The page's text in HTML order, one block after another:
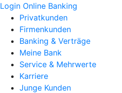
Login Online Banking
Privatkunden
Firmenkunden
Banking & Verträge
Meine Bank
Service & Mehrwerte
Karriere
Junge Kunden